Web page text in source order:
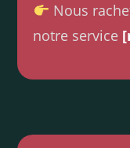
Nous
notre service